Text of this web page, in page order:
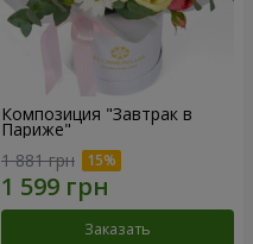
Композиция "Завтрак в
Париже"
1 881 грн
Заказать